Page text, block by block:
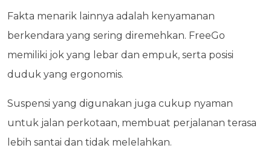
Fakta menarik lainnya adalah kenyamanan
berkendara yang sering diremehkan. FreeGo
memiliki jok yang lebar dan empuk, serta posisi
duduk yang ergonomis.
Suspensi yang digunakan juga cukup nyaman
untuk jalan perkotaan, membuat perjalanan terasa
lebih santai dan tidak melelahkan.